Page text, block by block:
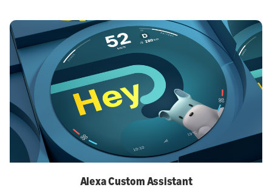
Alexa Custom Assistant